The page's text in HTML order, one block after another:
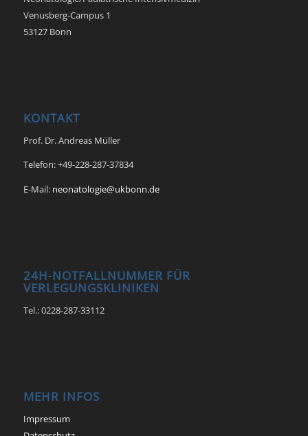
Venusberg-Campus 1
53127 Bonn
KONTAKT
Prof. Dr. Andreas Müller
Telefon: +49-228-287-37834
E-Mail: neonatologie@ukbonn.de
24H-NOTFALLNUMMER FÜR
VERLEGUNGSKLINIKEN
Tel.: 0228-287-33112
MEHR INFOS
Impressum